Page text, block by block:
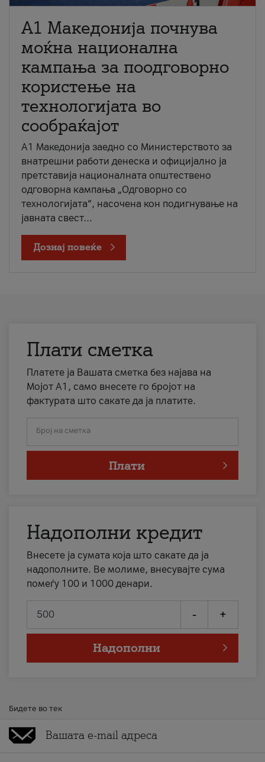
A1 Македонија почнува
моќна национална
кампања за поодговорно
користење на
технологијата во
сообраќајот
A1 Македонија заедно со Министерството за
внатрешни работи денеска и официјално ја
претставија националната општествено
одговорна кампања „Одговорно со
технологијата“, насочена кон подигнување на
јавната свест...
Дознај повеќе
Плати сметка
Платете ја Вашата сметка без најава на
Мојот А1, само внесете го бројот на
фактурата што сакате да ја платите.
Број на сметка
Плати
Надополни кредит
Внесете ја сумата која што сакате да ја
надополните. Ве молиме, внесувајте сума
помеѓу 100 и 1000 денари.
- +
Надополни
Бидете во тек